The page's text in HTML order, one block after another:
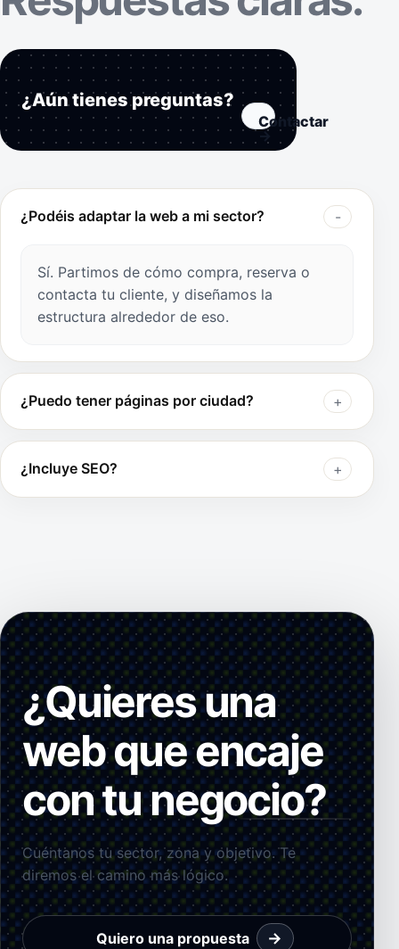
¿Aún tienes preguntas?
Contactar
→
¿Podéis adaptar la web a mi sector?
Sí. Partimos de cómo compra, reserva o
contacta tu cliente, y diseñamos la
estructura alrededor de eso.
¿Puedo tener páginas por ciudad?
¿Incluye SEO?
¿Quieres una
web que encaje
con tu negocio?
Cuéntanos tu sector, zona y objetivo. Te
diremos el camino más lógico.
Quiero una propuesta →